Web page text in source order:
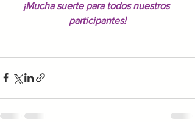
¡Mucha suerte para todos nuestros
participantes!